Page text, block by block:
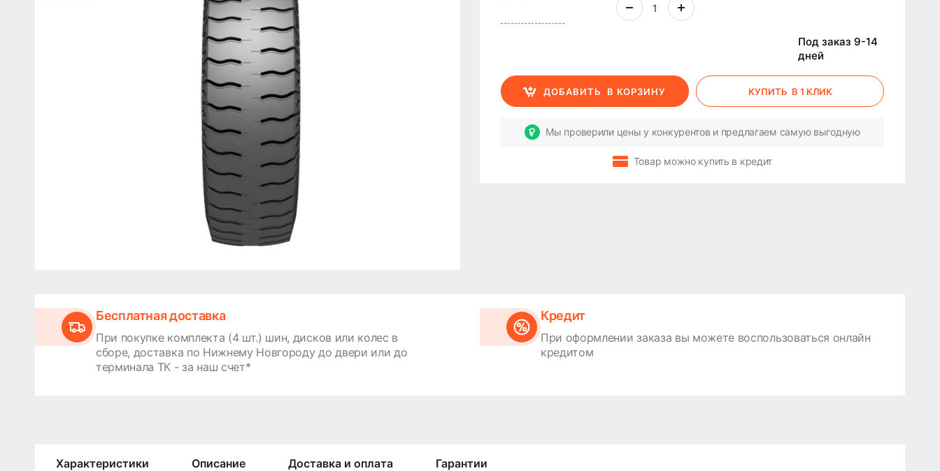
Под заказ 9-14
дней
ДОБАВИТЬ В КОРЗИНУ КУПИТЬ В 1 КЛИК
Мы проверили цены у конкурентов и предлагаем самую выгодную
Товар можно купить в кредит
Бесплатная доставка
При покупке комплекта (4 шт.) шин, дисков или колес в
сборе, доставка по Нижнему Новгороду до двери или до
терминала ТК - за наш счет*
Кредит
При оформлении заказа вы можете воспользоваться онлайн
кредитом
Характеристики Описание Доставка и оплата Гарантии